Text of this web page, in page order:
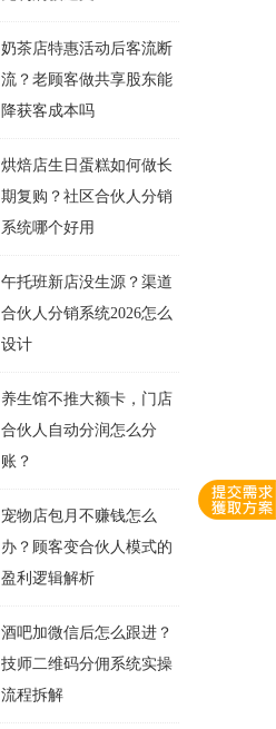
奶茶店特惠活动后客流断
流？老顾客做共享股东能
降获客成本吗
烘焙店生日蛋糕如何做长
期复购？社区合伙人分销
系统哪个好用
午托班新店没生源？渠道
合伙人分销系统2026怎么
设计
养生馆不推大额卡，门店
合伙人自动分润怎么分
账？
宠物店包月不赚钱怎么
办？顾客变合伙人模式的
盈利逻辑解析
酒吧加微信后怎么跟进？
技师二维码分佣系统实操
流程拆解